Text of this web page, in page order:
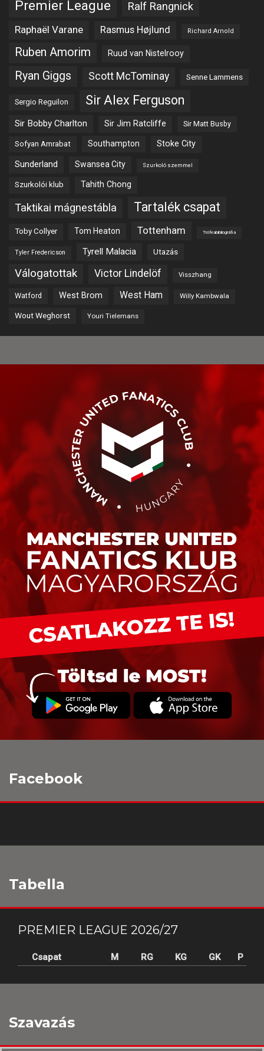
Premier League Ralf Rangnick
Raphaël Varane Rasmus Højlund Richard Arnold
Ruben Amorim Ruud van Nistelrooy
Ryan Giggs Scott McTominay Senne Lammens
Sergio Reguilon Sir Alex Ferguson
Sir Bobby Charlton Sir Jim Ratcliffe Sir Matt Busby
Sofyan Amrabat Southampton Stoke City
Sunderland Swansea City Szurkoló szemmel
Szurkolói klub Tahith Chong
Taktikai mágnestábla Tartalék csapat
Toby Collyer Tom Heaton Tottenham Trófeabibliográfia
Tyler Fredericson Tyrell Malacia Utazás
Válogatottak Victor Lindelöf Visszhang
Watford West Brom West Ham Willy Kambwala
Wout Weghorst Youri Tielemans
Facebook
Tabella
PREMIER LEAGUE 2026/27
Csapat M RG KG GK P
Szavazás